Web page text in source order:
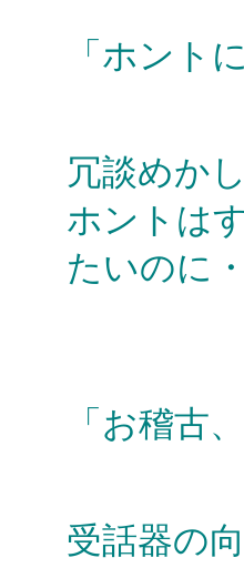
「ホント
冗談めか
ホントは
たいのに
「お稽古
受話器の